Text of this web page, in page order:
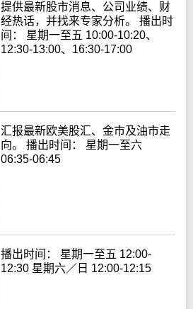
提供最新股市消息、公司业绩、财
经热话，并找来专家分析。 播出时
间： 星期一至五 10:00-10:20、
12:30-13:00、16:30-17:00
汇报最新欧美股汇、金市及油市走
向。 播出时间： 星期一至六
06:35-06:45
播出时间： 星期一至五 12:00-
12:30 星期六／日 12:00-12:15